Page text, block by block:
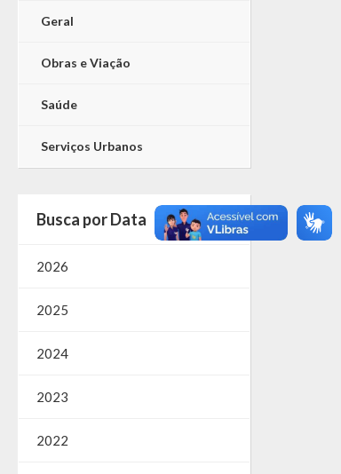
Geral
Obras e Viação
Saúde
Serviços Urbanos
Busca por Data
2026
2025
2024
2023
2022